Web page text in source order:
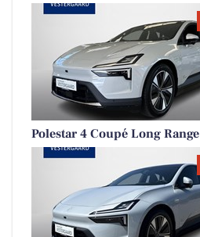
Polestar 4 Coupé Long Range